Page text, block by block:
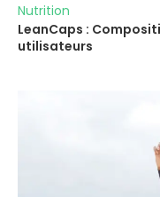
Nutrition
LeanCaps :
utilisateurs